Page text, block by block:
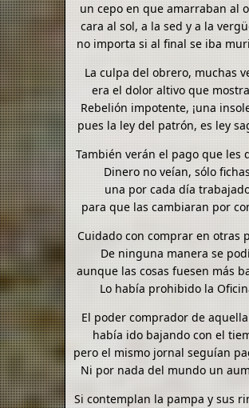
un cepo en que amarraban al
cara al sol, a la sed y a la
no importa si al final se iba
La culpa del obrero, muchas
era el dolor altivo que
Rebelión impotente, ¡una
pues la ley del patrón, es ley
También verán el pago que les
Dinero no veían, sólo
una por cada día
para que las cambiaran por
Cuidado con comprar en otras
De ninguna manera se
aunque las cosas fuesen más
Lo había prohibido la
El poder comprador de
había ido bajando con el
pero el mismo jornal seguían
Ni por nada del mundo un
Si contemplan la pampa y sus